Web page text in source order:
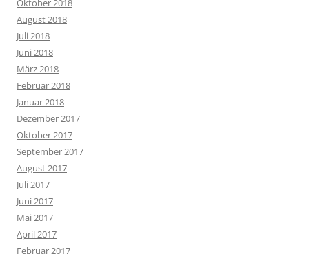
Oktober 2018
August 2018
Juli 2018
Juni 2018
März 2018
Februar 2018
Januar 2018
Dezember 2017
Oktober 2017
September 2017
August 2017
Juli 2017
Juni 2017
Mai 2017
April 2017
Februar 2017